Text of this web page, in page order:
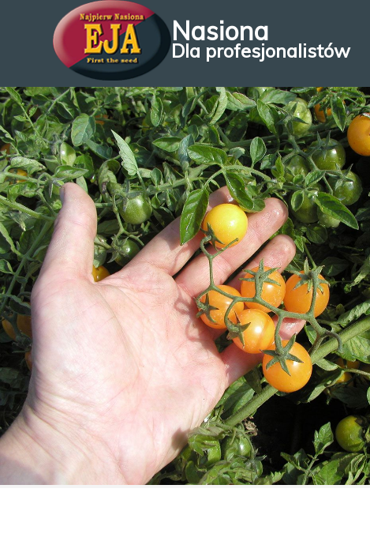
Nasiona
Dla profesjonalistów